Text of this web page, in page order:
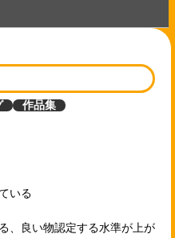
作品集
いる
、良い物認定する水準が上が